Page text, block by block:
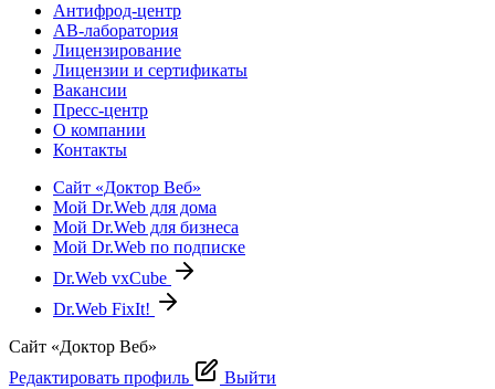
Антифрод-центр
АВ-лаборатория
Лицензирование
Лицензии и сертификаты
Вакансии
Пресс-центр
О компании
Контакты
Сайт «Доктор Веб»
Мой Dr.Web для дома
Мой Dr.Web для бизнеса
Мой Dr.Web по подписке
Dr.Web vxCube
Dr.Web FixIt!
Сайт «Доктор Веб»
Редактировать профиль
Выйти